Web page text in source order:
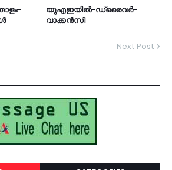
യുഎഇയില്‍-ഡ്രൈവർ-
വാക്കൻസി
Next Post